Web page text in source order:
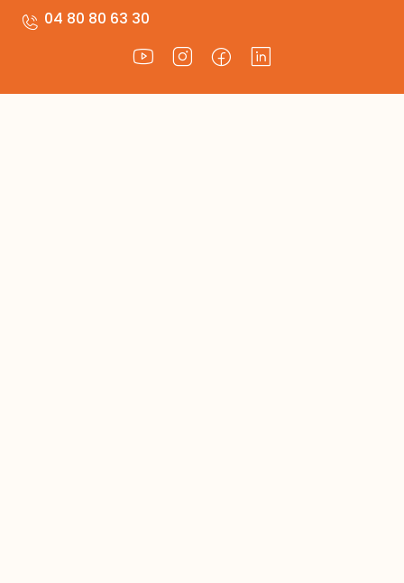
04 80 80 63 30